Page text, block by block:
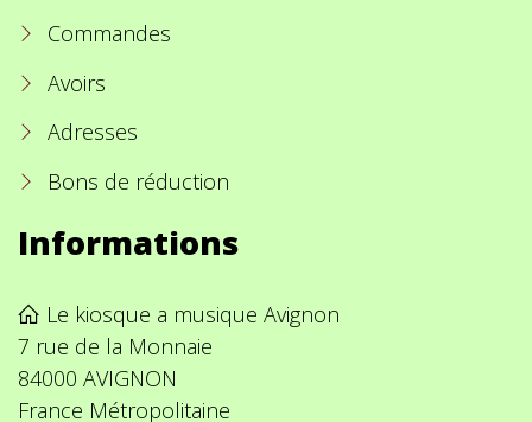
Commandes
Avoirs
Adresses
Bons de réduction
Informations
Le kiosque a musique Avignon
7 rue de la Monnaie
84000 AVIGNON
France Métropolitaine